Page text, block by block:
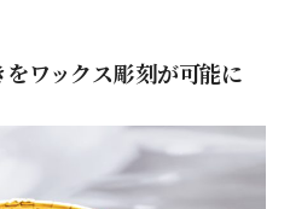
ワックス彫刻が可能に